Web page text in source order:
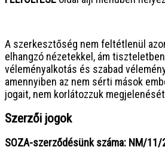
A szerkesztőség nem feltétlenül
elhangzó nézetekkel, ám
véleményalkotás és szabad
amennyiben az nem sérti mások
jogait, nem korlátozzuk
Szerzői jogok
SOZA-szerződésünk száma: NM/